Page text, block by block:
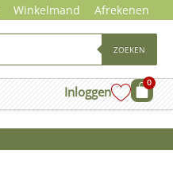
Winkelmand Afrekenen
ZOEKEN
Inloggen
0